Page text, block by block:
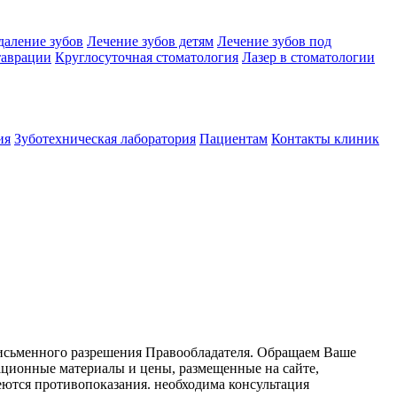
зубов Лечение зубов детям Лечение зубов под
Круглосуточная стоматология Лазер в стоматологии
Зуботехническая лаборатория Пациентам Контакты клиник
разрешения Правообладателя. Обращаем Ваше
материалы и цены, размещенные на сайте,
противопоказания. необходима консультация